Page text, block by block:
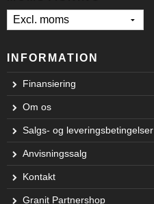
INFORMATION
Finansiering
Om os
Salgs- og leveringsbetingelser
Anvisningssalg
Kontakt
Granit Partnershop